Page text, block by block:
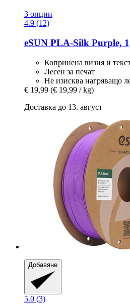
3 опции
4.9 (12)
eSUN PLA-​Silk Purple,
Копринена визия и
Лесен за печат
Не изисква нагряващо
€ 19,99 (€ 19,99 / kg)
Доставка до 13. август
Добавяне
5.0 (3)